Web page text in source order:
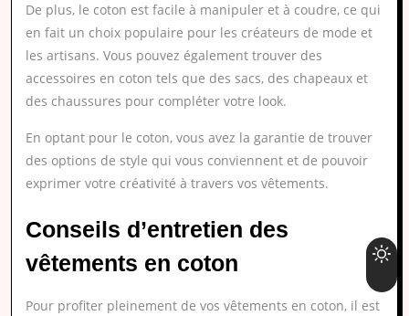
De plus, le coton est facile à manipuler et à coudre, ce qui
en fait un choix populaire pour les créateurs de mode et
les artisans. Vous pouvez également trouver des
accessoires en coton tels que des sacs, des chapeaux et
des chaussures pour compléter votre look.
En optant pour le coton, vous avez la garantie de trouver
des options de style qui vous conviennent et de pouvoir
exprimer votre créativité à travers vos vêtements.
Conseils d’entretien des
vêtements en coton
Pour profiter pleinement de vos vêtements en coton, il est